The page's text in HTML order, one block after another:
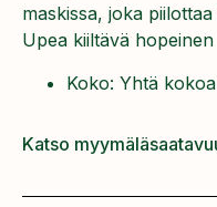
maskissa, joka
Upea kiiltävä
Koko: Yhtä kokoa
Katso